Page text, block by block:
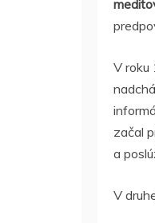
V roku
začal
a
V